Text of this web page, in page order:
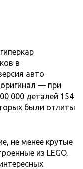
в
авто
— при
000 деталей 154
были отлиты
не менее крутые
из LEGO.